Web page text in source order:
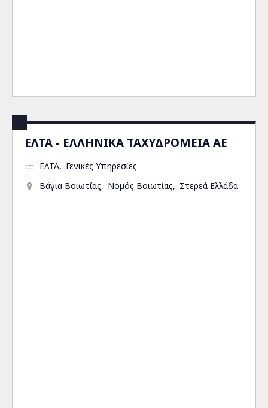
ΕΛΤΑ - ΕΛΛΗΝΙΚΑ ΤΑΧΥΔΡΟΜΕΙΑ ΑΕ
ΕΛΤΑ
Γενικές Υπηρεσίες
Βάγια Βοιωτίας
Νομός Βοιωτίας Στερεά Ελλάδα